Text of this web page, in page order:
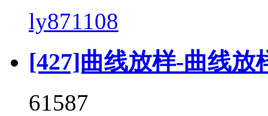
ly871108
[427]曲线放样-曲线放
61587